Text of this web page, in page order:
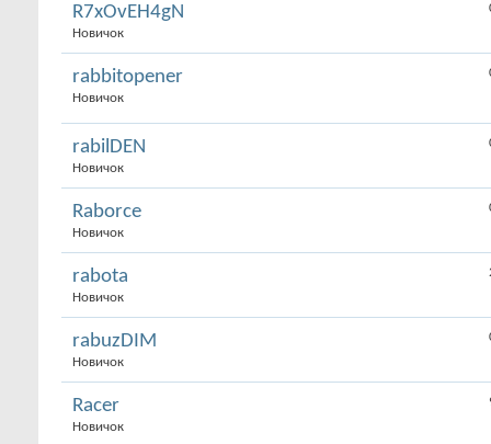
R7xOvEH4gN
Новичок
rabbitopener
Новичок
rabilDEN
Новичок
Raborce
Новичок
rabota
Новичок
rabuzDIM
Новичок
Racer
Новичок